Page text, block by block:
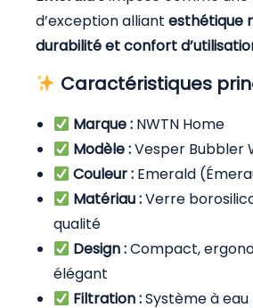
d’exception alliant esthétique
durabilité et confort
Caractéristiques
Marque : NWTN Home
Modèle :Vesper Bubbler
Couleur : Emerald
Matériau :Verre
qualité
Design :Compact,
élégant
Filtration :Système à